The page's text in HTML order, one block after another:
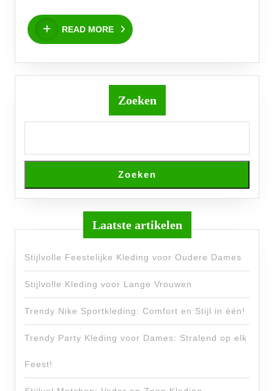
en
Comfortabel
READ MORE
READ
MORE
Zoeken
Zoeken
Laatste artikelen
Stijlvolle Feestelijke Kleding voor Oudere Dames
Stijlvolle Kleding voor Lange Vrouwen
Trendy Nike Sportkleding: Comfort en Stijl in één!
Trendy Party Kleding voor Dames: Stralend op elk
Feest!